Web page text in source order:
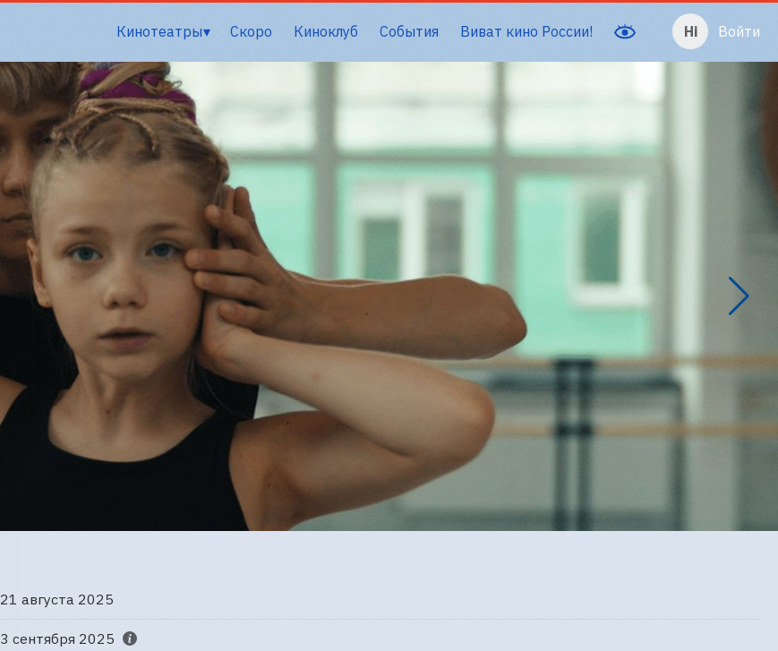
Кинотеатры Скоро Киноклуб События Виват кино России! Войти
21 августа 2025
3 сентября 2025